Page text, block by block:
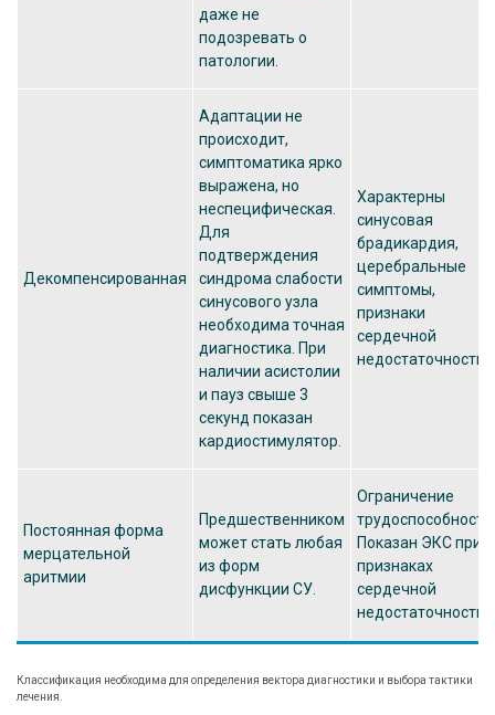
даже не
подозревать о
патологии.
Декомпенсированная
Адаптации не
происходит,
симптоматика ярко
выражена, но
неспецифическая.
Для
подтверждения
синдрома слабости
синусового узла
необходима точная
диагностика. При
наличии асистолии
и пауз свыше 3
секунд показан
кардиостимулятор.
Характерны
синусовая
брадикардия,
церебральные
симптомы,
признаки
сердечной
недостаточности.
Постоянная форма
мерцательной
аритмии
Предшественником
может стать любая
из форм
дисфункции СУ.
Ограничение
трудоспособности.
Показан ЭКС при
признаках
сердечной
недостаточности.
Классификация необходима для определения вектора диагностики и выбора тактики
лечения.